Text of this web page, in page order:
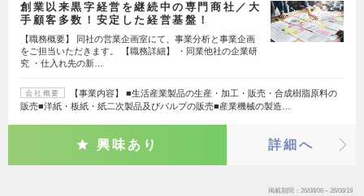
創業以来黒字経営を継続中の専門商社／大
手顧客多数！安定した経営基盤！
【職務概要】 同社の営業企画室にて、事業分析と事業企画
をご担当いただきます。 【職務詳細】 ・同業他社の企業研
究 ・仕入れ先の新…
会社概要
【事業内容】 ■生活産業製品の生産・加工・販売・合成樹脂原料の
販売■洋紙・板紙・紙二次製品及びパルプの販売■産業機械の製造…
興味あり 詳細へ
掲載期間 26/08/06～26/08/19